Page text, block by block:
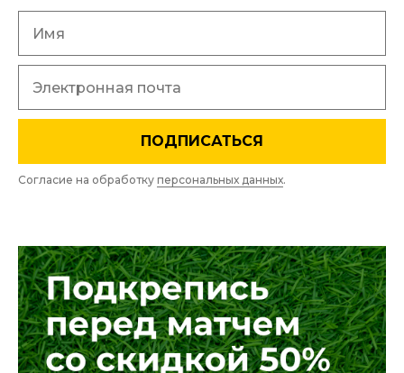
ПОДПИСАТЬСЯ
Согласие на обработку персональных данных.